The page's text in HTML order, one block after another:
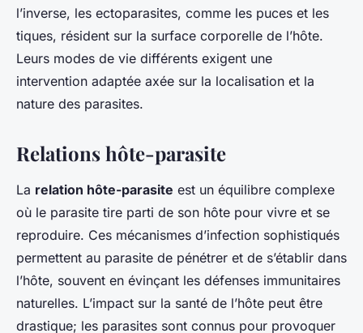
l’inverse, les ectoparasites, comme les puces et les
tiques, résident sur la surface corporelle de l’hôte.
Leurs modes de vie différents exigent une
intervention adaptée axée sur la localisation et la
nature des parasites.
Relations hôte-parasite
La relation hôte-parasite est un équilibre complexe
où le parasite tire parti de son hôte pour vivre et se
reproduire. Ces mécanismes d’infection sophistiqués
permettent au parasite de pénétrer et de s’établir dans
l’hôte, souvent en évinçant les défenses immunitaires
naturelles. L’impact sur la santé de l’hôte peut être
drastique; les parasites sont connus pour provoquer